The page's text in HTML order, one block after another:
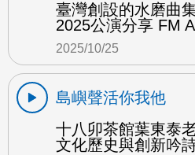
臺灣創設的水磨曲
2025公演分享 FM
2025/10/25
島嶼聲活你我他
十八卯茶館葉東泰
文化歷史與創新吟